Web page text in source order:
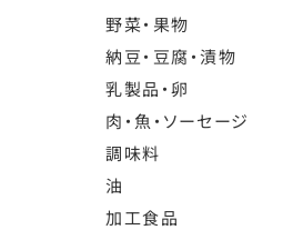
野菜・果物
納豆・豆腐・漬物
乳製品・卵
肉・魚・ソーセージ
調味料
油
加工食品